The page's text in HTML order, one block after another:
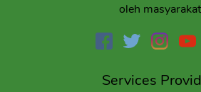
oleh masyarakat
Services